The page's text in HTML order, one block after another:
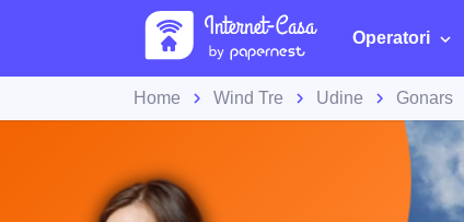
Operatori
Home Wind Tre Udine Gonars